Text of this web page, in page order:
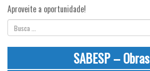
Aproveite a oportunidade!
SABESP – Obras